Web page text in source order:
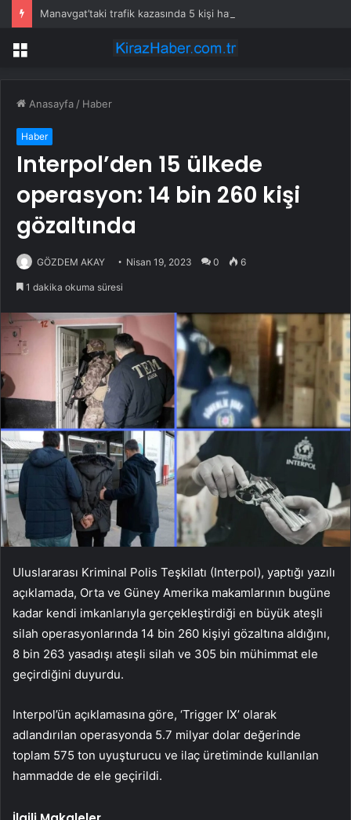
Manavgat’taki trafik kazasında 5 kişi hayatını kaybetti
Menü
Anasayfa / Haber
Haber
Interpol’den 15 ülkede
operasyon: 14 bin 260 kişi
gözaltında
GÖZDEM AKAY Nisan 19, 2023 0 6
1 dakika okuma süresi
Uluslararası Kriminal Polis Teşkilatı (Interpol), yaptığı yazılı
açıklamada, Orta ve Güney Amerika makamlarının bugüne
kadar kendi imkanlarıyla gerçekleştirdiği en büyük ateşli
silah operasyonlarında 14 bin 260 kişiyi gözaltına aldığını,
8 bin 263 yasadışı ateşli silah ve 305 bin mühimmat ele
geçirdiğini duyurdu.
Interpol’ün açıklamasına göre, ‘Trigger IX’ olarak
adlandırılan operasyonda 5.7 milyar dolar değerinde
toplam 575 ton uyuşturucu ve ilaç üretiminde kullanılan
hammadde de ele geçirildi.